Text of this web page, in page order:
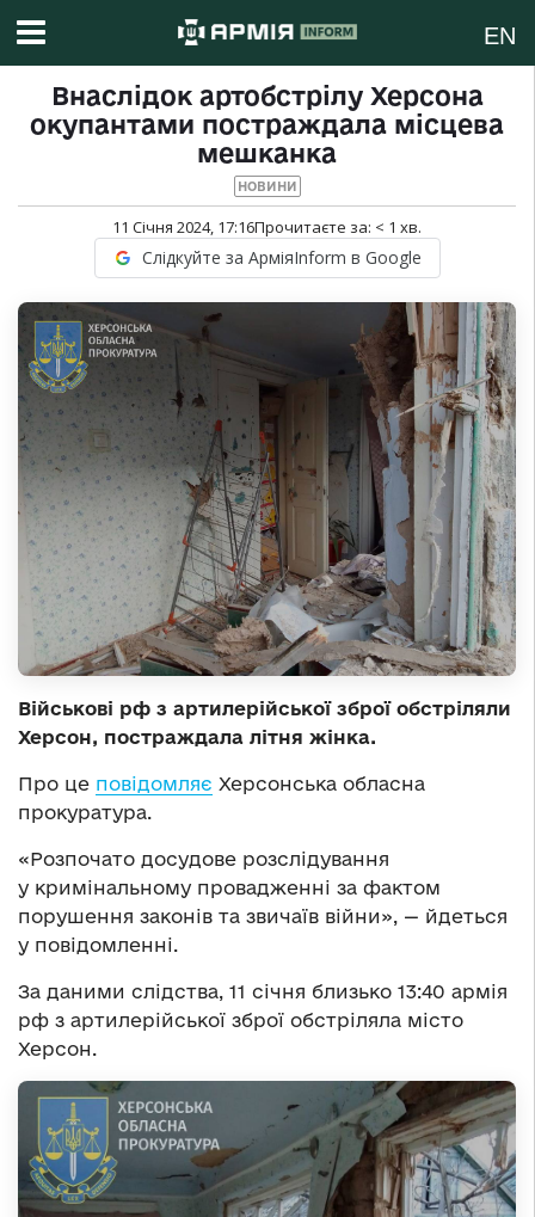
EN
Внаслідок артобстрілу Херсона
окупантами постраждала місцева
мешканка
НОВИНИ
11 Січня 2024, 17:16Прочитаєте за: < 1 хв.
Слідкуйте за АрміяInform в Google
Військові рф з артилерійської зброї обстріляли
Херсон, постраждала літня жінка.
Про це повідомляє Херсонська обласна
прокуратура.
«Розпочато досудове розслідування
у кримінальному провадженні за фактом
порушення законів та звичаїв війни», — йдеться
у повідомленні.
За даними слідства, 11 січня близько 13:40 армія
рф з артилерійської зброї обстріляла місто
Херсон.